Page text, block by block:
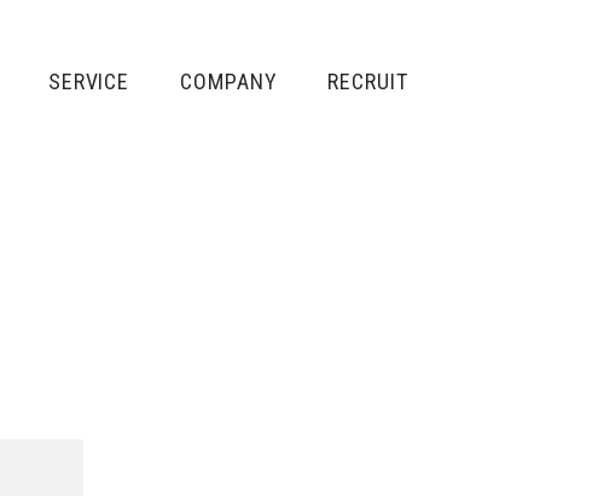
SERVICE COMPANY RECRUIT